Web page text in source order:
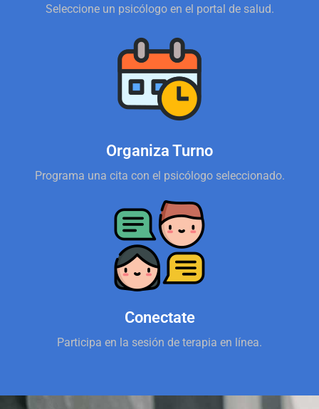
Seleccione un psicólogo en el portal de salud.
Organiza Turno
Programa una cita con el psicólogo seleccionado.
Conectate
Participa en la sesión de terapia en línea.